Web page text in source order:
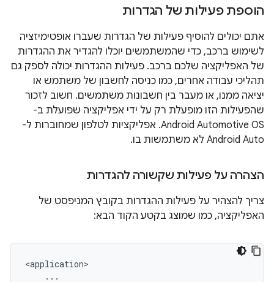
הוספת פעילות של הגדרות
אתם יכולים להוסיף פעילות של הגדרות שעברו אופטימיזציה
לשימוש ברכב, כדי שהמשתמשים יוכלו להגדיר את ההגדרות
של האפליקציה שלכם ברכב. פעילות ההגדרות יכולה לספק גם
תהליכי עבודה אחרים, כמו כניסה לחשבון של משתמש או
יציאה ממנו, או מעבר בין חשבונות משתמשים. חשוב לזכור
שהפעילות הזו מופעלת רק על ידי אפליקציה שפועלת ב-
Android Automotive OS. אפליקציות לטלפון שמחוברות ל-
Android Auto לא משתמשות בו.
הצהרה על פעילות שקשורה להגדרות
צריך להצהיר על פעילות ההגדרות בקובץ המניפסט של
האפליקציה, כמו שמוצג בקטע הקוד הבא: